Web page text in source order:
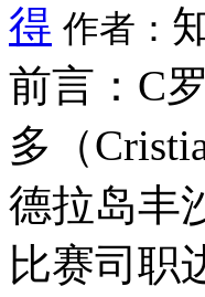
得 作者：
前言：C
多（
德拉岛丰
比赛司职